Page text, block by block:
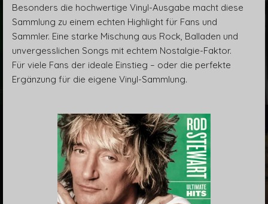
Besonders die hochwertige Vinyl-Ausgabe macht diese
Sammlung zu einem echten Highlight für Fans und
Sammler. Eine starke Mischung aus Rock, Balladen und
unvergesslichen Songs mit echtem Nostalgie-Faktor.
Für viele Fans der ideale Einstieg – oder die perfekte
Ergänzung für die eigene Vinyl-Sammlung.